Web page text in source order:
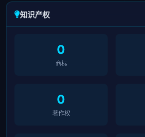
知识产权
0
商标
0
著作权